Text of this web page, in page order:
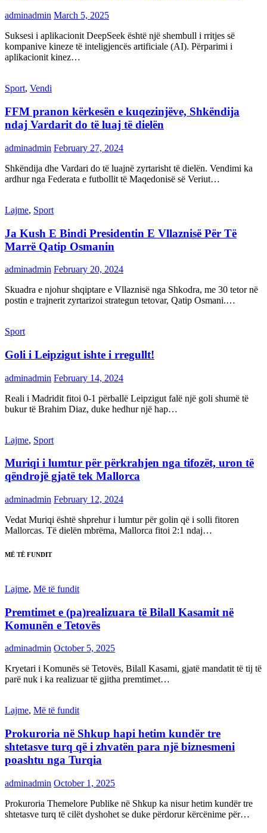
adminadmin March 5, 2025
Suksesi i aplikacionit DeepSeek është një shembull i rritjes së
kompanive kineze të inteligjencës artificiale (AI). Përparimi i
aplikacionit kinez…
Sport, Vendi
FFM pranon kërkesën e kuqezinjëve, Shkëndija
ndaj Vardarit do të luaj të dielën
adminadmin February 27, 2024
Shkëndija dhe Vardari do të luajnë zyrtarisht të dielën. Vendimi ka
ardhur nga Federata e futbollit të Maqedonisë së Veriut…
Lajme, Sport
Ja Kush E Bindi Presidentin E Vllaznisë Për Të
Marrë Qatip Osmanin
adminadmin February 20, 2024
Skuadra e njohur shqiptare e Vllaznisë nga Shkodra, me 30 tetor në
postin e trajnerit zyrtarizoi strategun tetovar, Qatip Osmani.…
Sport
Goli i Leipzigut ishte i rregullt!
adminadmin February 14, 2024
Reali i Madridit fitoi 0-1 përballë Leipzigut falë një goli shumë të
bukur të Brahim Diaz, duke hedhur një hap…
Lajme, Sport
Muriqi i lumtur për përkrahjen nga tifozët, uron të
qëndrojë gjatë tek Mallorca
adminadmin February 12, 2024
Vedat Muriqi është shprehur i lumtur për golin që i solli fitoren
Mallorcas. Të dielën mbrëma, Mallorca fitoi 2:1 ndaj…
MË TË FUNDIT
Lajme, Më të fundit
Premtimet e (pa)realizuara të Bilall Kasamit në
Komunën e Tetovës
adminadmin October 5, 2025
Kryetari i Komunës së Tetovës, Bilall Kasami, gjatë mandatit të tij të
parë nuk i ka realizuar të gjitha premtimet…
Lajme, Më të fundit
Prokuroria në Shkup hapi hetim kundër tre
shtetasve turq që i zhvatën para një biznesmeni
poashtu nga Turqia
adminadmin October 1, 2025
Prokuroria Themelore Publike në Shkup ka nisur hetim kundër tre
shtetasve turq të cilët dyshohet se duke përdorur kërcënime për…